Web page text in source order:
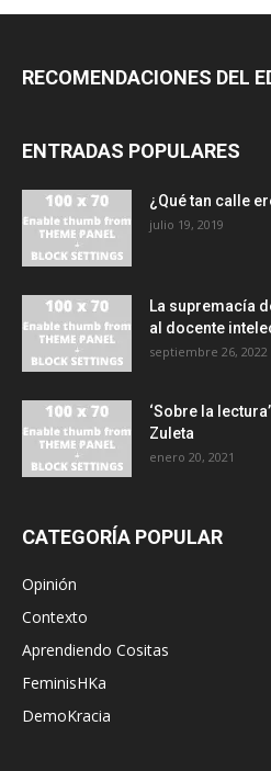
RECOMENDACIONES DEL
ENTRADAS POPULARES
¿Qué tan calle
julio 19, 2019
La supremacía
al docente
septiembre 26, 2022
‘Sobre la
Zuleta
enero 20, 2021
CATEGORÍA POPULAR
Opinión
Contexto
Aprendiendo Cositas
FeminisHKa
DemoKracia